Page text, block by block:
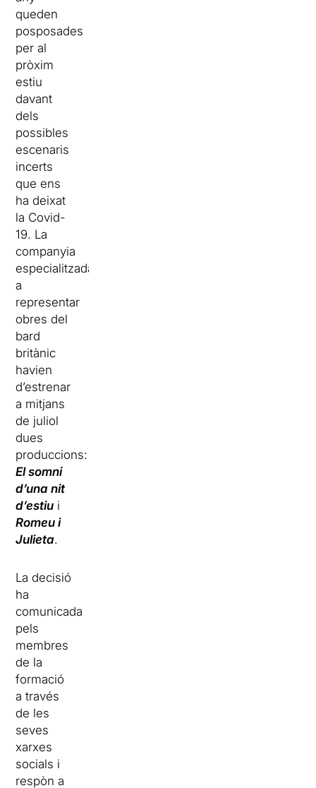
queden
posposades
per al
pròxim
estiu
davant
dels
possibles
escenaris
incerts
que ens
ha deixat
la Covid-
19. La
companyia
especialitzada
a
representar
obres del
bard
britànic
havien
d’estrenar
a mitjans
de juliol
dues
produccions:
El somni
d’una nit
d’estiu i
Romeu i
Julieta.
La decisió
ha
comunicada
pels
membres
de la
formació
a través
de les
seves
xarxes
socials i
respòn a